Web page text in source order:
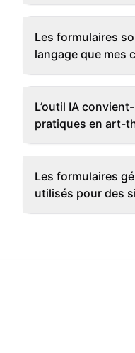
Les formulaires
langage que mes
L’outil IA
pratiques en art-
Les formulaires
utilisés pour des